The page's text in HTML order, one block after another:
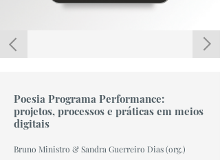
Poesia Programa Performance:
projetos, processos e práticas em meios
digitais
Bruno Ministro & Sandra Guerreiro Dias (org.)